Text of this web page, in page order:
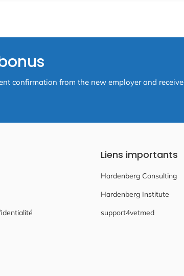
confirmation from the new employer and receive
Liens importants
Hardenberg Consulting
Hardenberg Institute
support4vetmed